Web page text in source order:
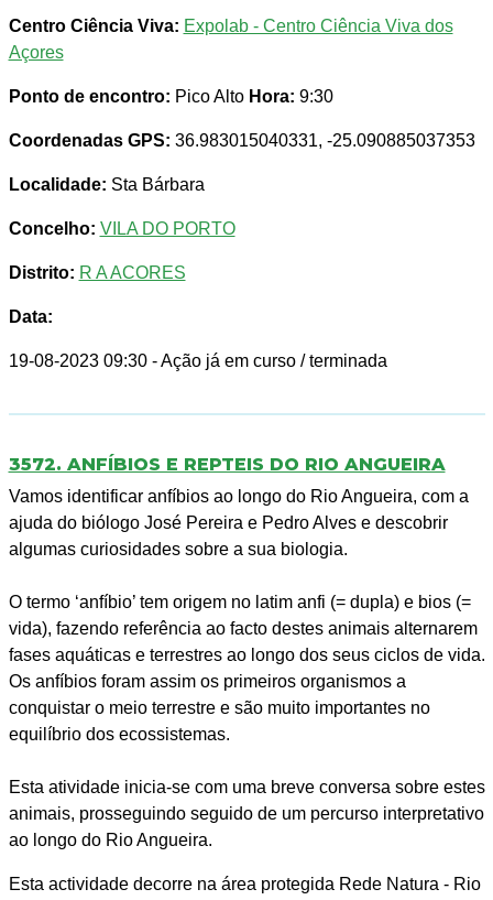
Centro Ciência Viva: Expolab - Centro Ciência Viva dos
Açores
Ponto de encontro: Pico Alto Hora: 9:30
Coordenadas GPS: 36.983015040331, -25.090885037353
Localidade: Sta Bárbara
Concelho: VILA DO PORTO
Distrito: R A ACORES
Data:
19-08-2023 09:30 - Ação já em curso / terminada
3572. ANFÍBIOS E REPTEIS DO RIO ANGUEIRA
Vamos identificar anfíbios ao longo do Rio Angueira, com a
ajuda do biólogo José Pereira e Pedro Alves e descobrir
algumas curiosidades sobre a sua biologia.
O termo ‘anfíbio’ tem origem no latim anfi (= dupla) e bios (=
vida), fazendo referência ao facto destes animais alternarem
fases aquáticas e terrestres ao longo dos seus ciclos de vida.
Os anfíbios foram assim os primeiros organismos a
conquistar o meio terrestre e são muito importantes no
equilíbrio dos ecossistemas.
Esta atividade inicia-se com uma breve conversa sobre estes
animais, prosseguindo seguido de um percurso interpretativo
ao longo do Rio Angueira.
Esta actividade decorre na área protegida Rede Natura - Rio